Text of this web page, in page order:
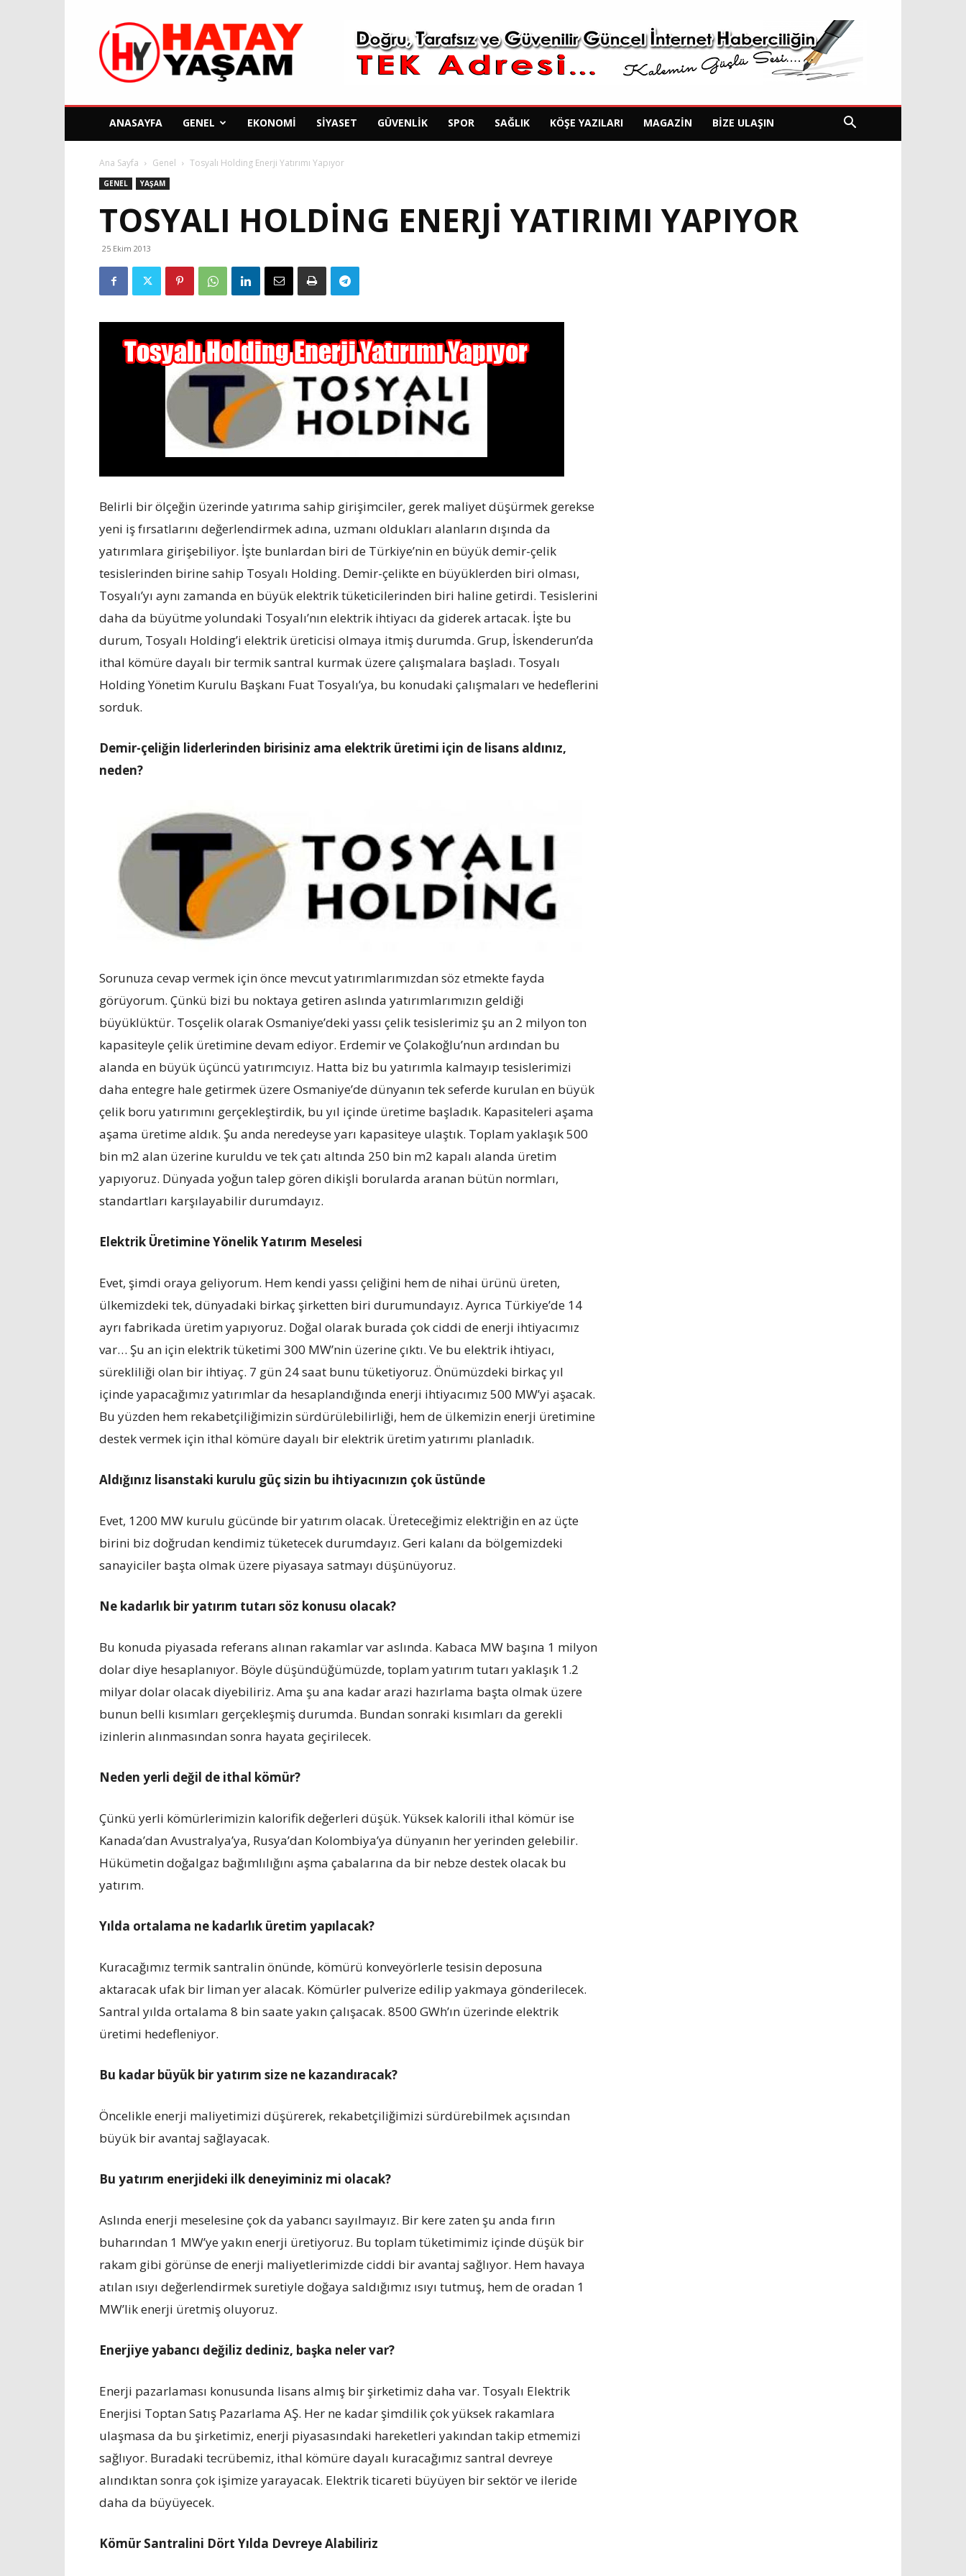
Hatay
Yaşam
Gazetesi
ANASAYFA GENEL EKONOMI SIYASET GÜVENLIK SPOR SAĞLIK KÖŞE YAZILARI MAGAZIN BIZE ULAŞIN
Ana Sayfa Genel Tosyalı Holding Enerji Yatırımı Yapıyor
GENEL YAŞAM
TOSYALI HOLDING ENERJI YATIRIMI YAPIYOR
25 Ekim 2013
Belirli bir ölçeğin üzerinde yatırıma sahip girişimciler, gerek maliyet düşürmek gerekse
yeni iş fırsatlarını değerlendirmek adına, uzmanı oldukları alanların dışında da
yatırımlara girişebiliyor. İşte bunlardan biri de Türkiye’nin en büyük demir-çelik
tesislerinden birine sahip Tosyalı Holding. Demir-çelikte en büyüklerden biri olması,
Tosyalı’yı aynı zamanda en büyük elektrik tüketicilerinden biri haline getirdi. Tesislerini
daha da büyütme yolundaki Tosyalı’nın elektrik ihtiyacı da giderek artacak. İşte bu
durum, Tosyalı Holding’i elektrik üreticisi olmaya itmiş durumda. Grup, İskenderun’da
ithal kömüre dayalı bir termik santral kurmak üzere çalışmalara başladı. Tosyalı
Holding Yönetim Kurulu Başkanı Fuat Tosyalı’ya, bu konudaki çalışmaları ve hedeflerini
sorduk.
Demir-çeliğin liderlerinden birisiniz ama elektrik üretimi için de lisans aldınız,
neden?
Sorunuza cevap vermek için önce mevcut yatırımlarımızdan söz etmekte fayda
görüyorum. Çünkü bizi bu noktaya getiren aslında yatırımlarımızın geldiği
büyüklüktür. Tosçelik olarak Osmaniye’deki yassı çelik tesislerimiz şu an 2 milyon ton
kapasiteyle çelik üretimine devam ediyor. Erdemir ve Çolakoğlu’nun ardından bu
alanda en büyük üçüncü yatırımcıyız. Hatta biz bu yatırımla kalmayıp tesislerimizi
daha entegre hale getirmek üzere Osmaniye’de dünyanın tek seferde kurulan en büyük
çelik boru yatırımını gerçekleştirdik, bu yıl içinde üretime başladık. Kapasiteleri aşama
aşama üretime aldık. Şu anda neredeyse yarı kapasiteye ulaştık. Toplam yaklaşık 500
bin m2 alan üzerine kuruldu ve tek çatı altında 250 bin m2 kapalı alanda üretim
yapıyoruz. Dünyada yoğun talep gören dikişli borularda aranan bütün normları,
standartları karşılayabilir durumdayız.
Elektrik Üretimine Yönelik Yatırım Meselesi
Evet, şimdi oraya geliyorum. Hem kendi yassı çeliğini hem de nihai ürünü üreten,
ülkemizdeki tek, dünyadaki birkaç şirketten biri durumundayız. Ayrıca Türkiye’de 14
ayrı fabrikada üretim yapıyoruz. Doğal olarak burada çok ciddi de enerji ihtiyacımız
var… Şu an için elektrik tüketimi 300 MW’nin üzerine çıktı. Ve bu elektrik ihtiyacı,
sürekliliği olan bir ihtiyaç. 7 gün 24 saat bunu tüketiyoruz. Önümüzdeki birkaç yıl
içinde yapacağımız yatırımlar da hesaplandığında enerji ihtiyacımız 500 MW’yi aşacak.
Bu yüzden hem rekabetçiliğimizin sürdürülebilirliği, hem de ülkemizin enerji üretimine
destek vermek için ithal kömüre dayalı bir elektrik üretim yatırımı planladık.
Aldığınız lisanstaki kurulu güç sizin bu ihtiyacınızın çok üstünde
Evet, 1200 MW kurulu gücünde bir yatırım olacak. Üreteceğimiz elektriğin en az üçte
birini biz doğrudan kendimiz tüketecek durumdayız. Geri kalanı da bölgemizdeki
sanayiciler başta olmak üzere piyasaya satmayı düşünüyoruz.
Ne kadarlık bir yatırım tutarı söz konusu olacak?
Bu konuda piyasada referans alınan rakamlar var aslında. Kabaca MW başına 1 milyon
dolar diye hesaplanıyor. Böyle düşündüğümüzde, toplam yatırım tutarı yaklaşık 1.2
milyar dolar olacak diyebiliriz. Ama şu ana kadar arazi hazırlama başta olmak üzere
bunun belli kısımları gerçekleşmiş durumda. Bundan sonraki kısımları da gerekli
izinlerin alınmasından sonra hayata geçirilecek.
Neden yerli değil de ithal kömür?
Çünkü yerli kömürlerimizin kalorifik değerleri düşük. Yüksek kalorili ithal kömür ise
Kanada’dan Avustralya’ya, Rusya’dan Kolombiya’ya dünyanın her yerinden gelebilir.
Hükümetin doğalgaz bağımlılığını aşma çabalarına da bir nebze destek olacak bu
yatırım.
Yılda ortalama ne kadarlık üretim yapılacak?
Kuracağımız termik santralin önünde, kömürü konveyörlerle tesisin deposuna
aktaracak ufak bir liman yer alacak. Kömürler pulverize edilip yakmaya gönderilecek.
Santral yılda ortalama 8 bin saate yakın çalışacak. 8500 GWh’ın üzerinde elektrik
üretimi hedefleniyor.
Bu kadar büyük bir yatırım size ne kazandıracak?
Öncelikle enerji maliyetimizi düşürerek, rekabetçiliğimizi sürdürebilmek açısından
büyük bir avantaj sağlayacak.
Bu yatırım enerjideki ilk deneyiminiz mi olacak?
Aslında enerji meselesine çok da yabancı sayılmayız. Bir kere zaten şu anda fırın
buharından 1 MW’ye yakın enerji üretiyoruz. Bu toplam tüketimimiz içinde düşük bir
rakam gibi görünse de enerji maliyetlerimizde ciddi bir avantaj sağlıyor. Hem havaya
atılan ısıyı değerlendirmek suretiyle doğaya saldığımız ısıyı tutmuş, hem de oradan 1
MW’lik enerji üretmiş oluyoruz.
Enerjiye yabancı değiliz dediniz, başka neler var?
Enerji pazarlaması konusunda lisans almış bir şirketimiz daha var. Tosyalı Elektrik
Enerjisi Toptan Satış Pazarlama AŞ. Her ne kadar şimdilik çok yüksek rakamlara
ulaşmasa da bu şirketimiz, enerji piyasasındaki hareketleri yakından takip etmemizi
sağlıyor. Buradaki tecrübemiz, ithal kömüre dayalı kuracağımız santral devreye
alındıktan sonra çok işimize yarayacak. Elektrik ticareti büyüyen bir sektör ve ileride
daha da büyüyecek.
Kömür Santralini Dört Yılda Devreye Alabiliriz